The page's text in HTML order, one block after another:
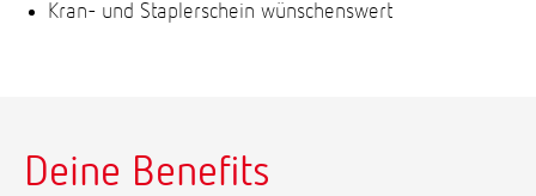
Kran- und Staplerschein wünschenswert
Deine Benefits